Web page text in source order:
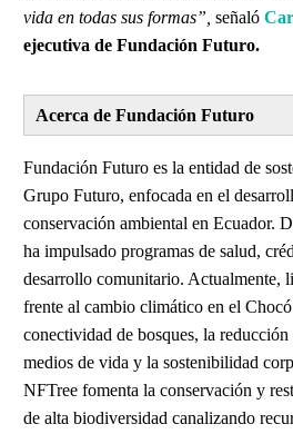
vida en todas sus formas”, señaló
ejecutiva de Fundación Futuro.
Acerca de Fundación Futuro
Fundación Futuro es la entidad de
Grupo Futuro, enfocada en el
conservación ambiental en Ecuador.
ha impulsado programas de salud,
desarrollo comunitario. Actualmente,
frente al cambio climático en el
conectividad de bosques, la
medios de vida y la sostenibilidad
NFTree fomenta la conservación y
de alta biodiversidad canalizando